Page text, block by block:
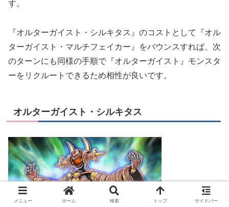
す。
『オルターガイスト・シルキタス』のコストとして『オル
ターガイスト・マルチフェイカー』をバウンスすれば、次
のターンにも同様の手順で『オルターガイスト』モンスタ
ーをリクルートできるため相性が良いです。
オルターガイスト・シルキタス
メニュー ホーム 検索 トップ サイドバー